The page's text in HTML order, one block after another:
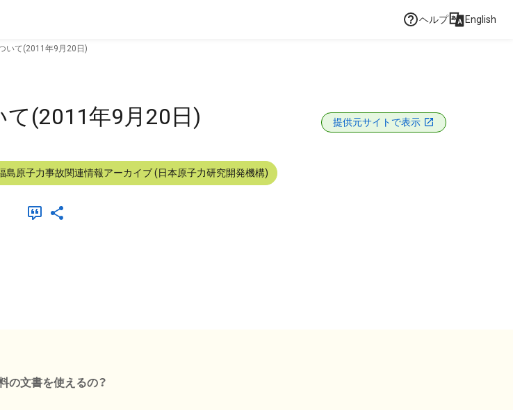
ヘルプ English
いて(2011年9月20日)
(2011年9月20日) 提供元サイトで表示
島原子力事故関連情報アーカイブ (日本原子力研究開発機構)
の文書を使えるの？